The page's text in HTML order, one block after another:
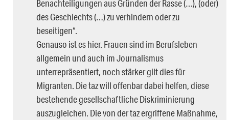
Benachteiligungen aus Gründen der Rasse (…), (oder)
des Geschlechts (…) zu verhindern oder zu
beseitigen“.
Genauso ist es hier. Frauen sind im Berufsleben
allgemein und auch im Journalismus
unterrepräsentiert, noch stärker gilt dies für
Migranten. Die taz will offenbar dabei helfen, diese
bestehende gesellschaftliche Diskriminierung
auszugleichen. Die von der taz ergriffene Maßnahme,